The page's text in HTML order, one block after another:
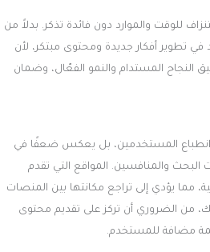
للوقت والموارد دون فائدة تذكر. بدلاً من
تطوير أفكار جديدة ومحتوى مبتكر، لأن
النجاح المستدام والنمو الفعّال، وضمان
انطباع المستخدمين، بل يعكس ضعفًا في
والمنافسين. المواقع التي تقدم
مما يؤدي إلى تراجع مكانتها بين المنصات
من الضروري أن تركز على تقديم محتوى
مضافة للمستخدم.